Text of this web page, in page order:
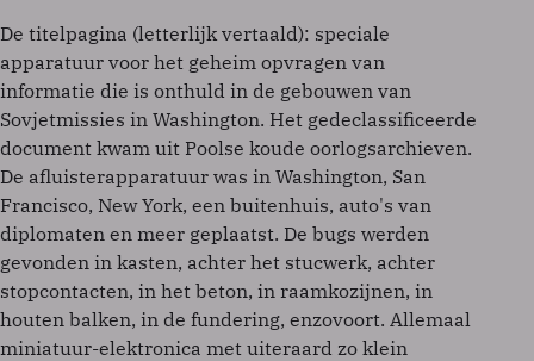
De titelpagina (letterlijk vertaald): speciale
apparatuur voor het geheim opvragen van
informatie die is onthuld in de gebouwen van
Sovjetmissies in Washington. Het gedeclassificeerde
document kwam uit Poolse koude oorlogsarchieven.
De afluisterapparatuur was in Washington, San
Francisco, New York, een buitenhuis, auto's van
diplomaten en meer geplaatst. De bugs werden
gevonden in kasten, achter het stucwerk, achter
stopcontacten, in het beton, in raamkozijnen, in
houten balken, in de fundering, enzovoort. Allemaal
miniatuur-elektronica met uiteraard zo klein